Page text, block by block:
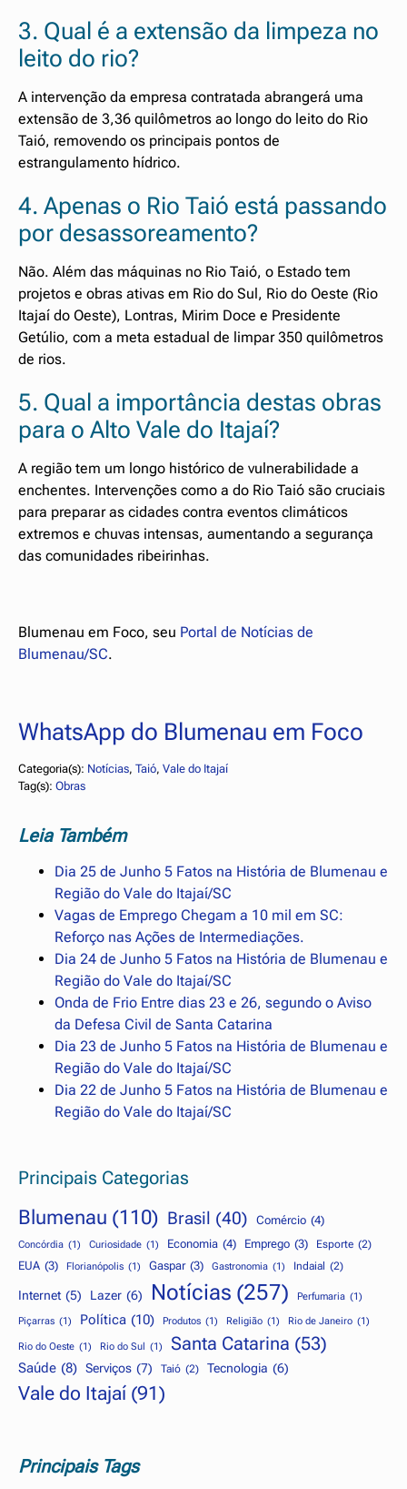
3. Qual é a extensão da limpeza no
leito do rio?
A intervenção da empresa contratada abrangerá uma
extensão de 3,36 quilômetros ao longo do leito do Rio
Taió, removendo os principais pontos de
estrangulamento hídrico.
4. Apenas o Rio Taió está passando
por desassoreamento?
Não. Além das máquinas no Rio Taió, o Estado tem
projetos e obras ativas em Rio do Sul, Rio do Oeste (Rio
Itajaí do Oeste), Lontras, Mirim Doce e Presidente
Getúlio, com a meta estadual de limpar 350 quilômetros
de rios.
5. Qual a importância destas obras
para o Alto Vale do Itajaí?
A região tem um longo histórico de vulnerabilidade a
enchentes. Intervenções como a do Rio Taió são cruciais
para preparar as cidades contra eventos climáticos
extremos e chuvas intensas, aumentando a segurança
das comunidades ribeirinhas.
Blumenau em Foco, seu Portal de Notícias de
Blumenau/SC.
WhatsApp do Blumenau em Foco
Categoria(s): Notícias, Taió, Vale do Itajaí
Tag(s): Obras
Leia Também
Dia 25 de Junho 5 Fatos na História de Blumenau e
Região do Vale do Itajaí/SC
Vagas de Emprego Chegam a 10 mil em SC:
Reforço nas Ações de Intermediações.
Dia 24 de Junho 5 Fatos na História de Blumenau e
Região do Vale do Itajaí/SC
Onda de Frio Entre dias 23 e 26, segundo o Aviso
da Defesa Civil de Santa Catarina
Dia 23 de Junho 5 Fatos na História de Blumenau e
Região do Vale do Itajaí/SC
Dia 22 de Junho 5 Fatos na História de Blumenau e
Região do Vale do Itajaí/SC
Principais Categorias
Blumenau (110) Brasil (40) Comércio (4)
Concórdia (1) Curiosidade (1) Economia (4) Emprego (3) Esporte (2)
EUA (3) Florianópolis (1) Gaspar (3) Gastronomia (1) Indaial (2)
Internet (5) Lazer (6) Notícias (257) Perfumaria (1)
Piçarras (1) Política (10) Produtos (1) Religião (1) Rio de Janeiro (1)
Rio do Oeste (1) Rio do Sul (1) Santa Catarina (53)
Saúde (8) Serviços (7) Taió (2) Tecnologia (6)
Vale do Itajaí (91)
Principais Tags